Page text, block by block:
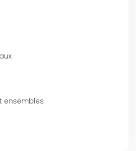
ensembles